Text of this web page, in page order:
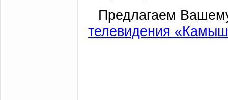
Предлагаем
телевидения